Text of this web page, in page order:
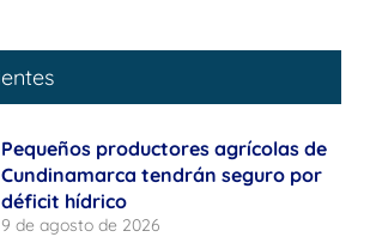
Pequeños productores agrícolas de
Cundinamarca tendrán seguro por
déficit hídrico
9 de agosto de 2026